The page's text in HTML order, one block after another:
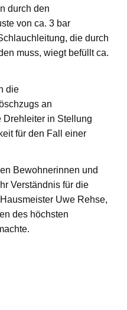
durch den
von ca. 3 bar
die durch
muss, wiegt befüllt ca.
die
an
in Stellung
für den Fall einer
Bewohnerinnen und
Verständnis für die
Uwe Rehse,
des höchsten